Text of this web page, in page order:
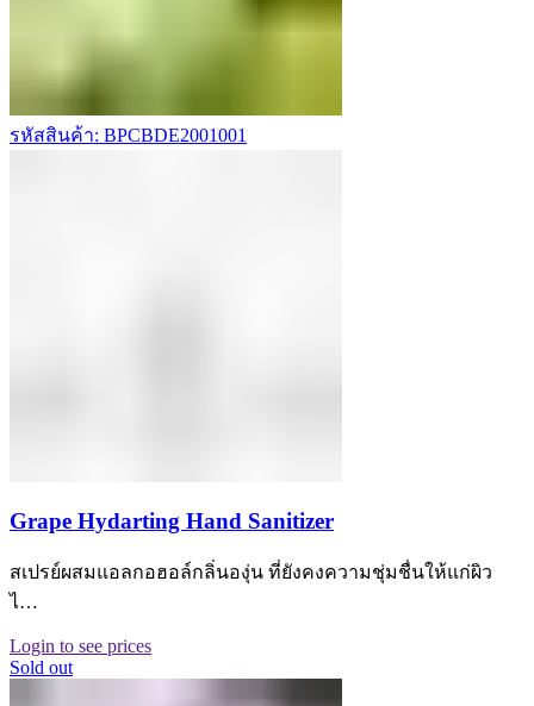
รหัสสินค้า: BPCBDE2001001
Grape Hydarting Hand Sanitizer
สเปรย์ผสมแอลกอฮอล์กลิ่นองุ่น ที่ยังคงความชุ่มชื่นให้แก่ผิว
ไ…
Login to see prices
Sold out